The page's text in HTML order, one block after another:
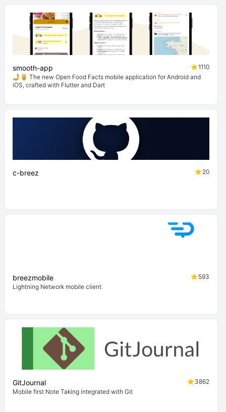
smooth-app
1110
🤳🥫 The new Open Food Facts mobile application for Android and
iOS, crafted with Flutter and Dart
c-breez 20
breezmobile
593
Lightning Network mobile client
GitJournal
3862
Mobile first Note Taking integrated with Git